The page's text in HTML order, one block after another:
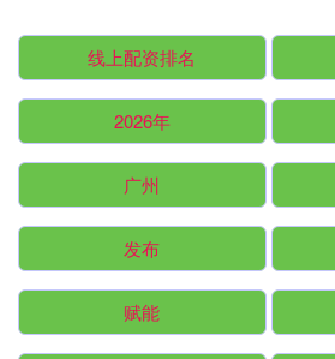
线上配资排名
2026年
广州
发布
赋能